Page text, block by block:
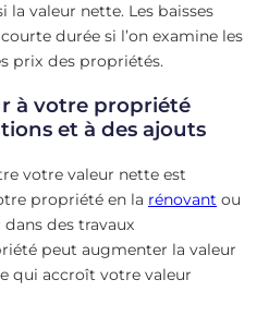
valeur nette. Les baisses
durée si l’on examine les
prix des propriétés.
à votre propriété
et à des ajouts
votre valeur nette est
propriété en la rénovant ou
dans des travaux
peut augmenter la valeur
qui accroît votre valeur